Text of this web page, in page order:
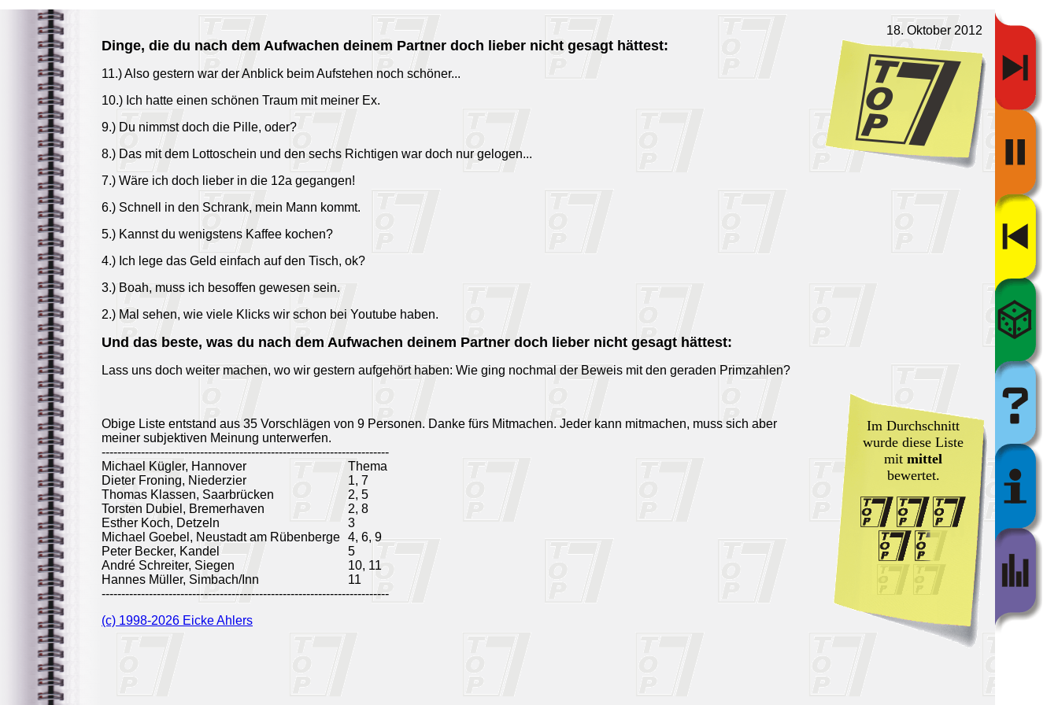
18. Oktober 2012
Dinge, die du nach dem Aufwachen deinem Partner doch lieber nicht gesagt hättest:
11.) Also gestern war der Anblick beim Aufstehen noch schöner...
10.) Ich hatte einen schönen Traum mit meiner Ex.
9.) Du nimmst doch die Pille, oder?
8.) Das mit dem Lottoschein und den sechs Richtigen war doch nur gelogen...
7.) Wäre ich doch lieber in die 12a gegangen!
6.) Schnell in den Schrank, mein Mann kommt.
5.) Kannst du wenigstens Kaffee kochen?
4.) Ich lege das Geld einfach auf den Tisch, ok?
3.) Boah, muss ich besoffen gewesen sein.
2.) Mal sehen, wie viele Klicks wir schon bei Youtube haben.
Und das beste, was du nach dem Aufwachen deinem Partner doch lieber nicht gesagt hättest:
Lass uns doch weiter machen, wo wir gestern aufgehört haben: Wie ging nochmal der Beweis mit den geraden Primzahlen?
Obige Liste entstand aus 35 Vorschlägen von 9 Personen. Danke fürs Mitmachen. Jeder kann mitmachen, muss sich aber
meiner subjektiven Meinung unterwerfen.
-------------------------------------------------------------------------
Michael Kügler, Hannover
Thema
Dieter Froning, Niederzier
1, 7
Thomas Klassen, Saarbrücken
2, 5
Torsten Dubiel, Bremerhaven
2, 8
Esther Koch, Detzeln
3
Michael Goebel, Neustadt am Rübenberge 4, 6, 9
Peter Becker, Kandel
5
André Schreiter, Siegen
10, 11
Hannes Müller, Simbach/Inn
11
-------------------------------------------------------------------------
(c) 1998-2026 Eicke Ahlers
Im Durchschnitt
wurde diese Liste
mit mittel
bewertet.